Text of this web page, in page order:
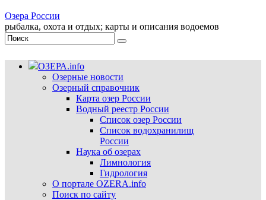
Озера России
рыбалка, охота и отдых; карты и описания водоемов
ОЗЕРА.info
Озерные новости
Озерный справочник
Карта озер России
Водный реестр России
Список озер России
Список водохранилищ
России
Наука об озерах
Лимнология
Гидрология
О портале OZERA.info
Поиск по сайту